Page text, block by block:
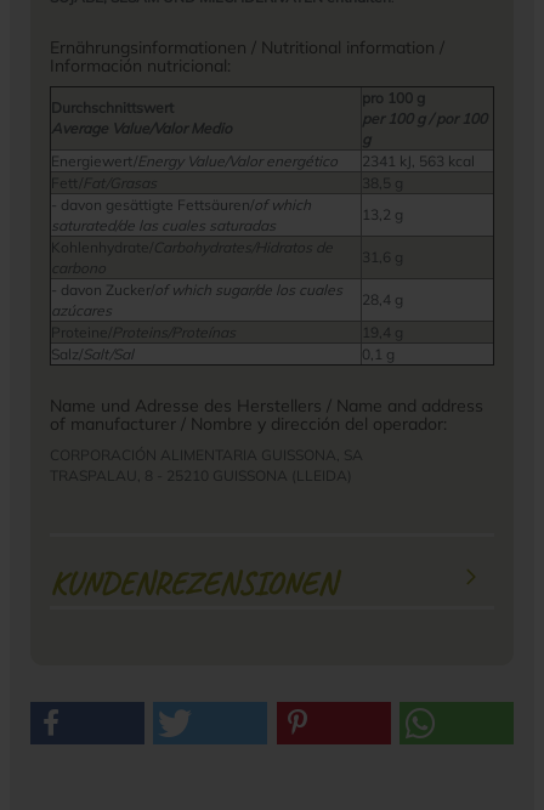
Ernährungsinformationen / Nutritional information /
Información nutricional:
Durchschnittswert
Average Value/Valor Medio
pro 100 g
per 100 g / por 100
g
Energiewert/Energy Value/Valor energético
2341 kJ, 563 kcal
Fett/ Fat/Grasas
38,5 g
- davon gesättigte Fettsäuren/of which
saturated/de las cuales saturadas
13,2 g
Kohlenhydrate/ Carbohydrates/Hidratos de
carbono
31,6 g
- davon Zucker/of which sugar/de los cuales
azúcares
28,4 g
Proteine/ Proteins/Proteínas
19,4 g
Salz/Salt/Sal 0,1 g
Name und Adresse des Herstellers / Name and address
of manufacturer / Nombre y dirección del operador:
CORPORACIÓN ALIMENTARIA GUISSONA, SA
TRASPALAU, 8 - 25210 GUISSONA (LLEIDA)
KUNDENREZENSIONEN